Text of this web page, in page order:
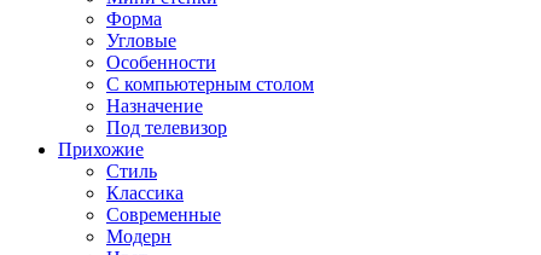
Форма
Угловые
Особенности
С компьютерным столом
Назначение
Под телевизор
Прихожие
Стиль
Классика
Современные
Модерн